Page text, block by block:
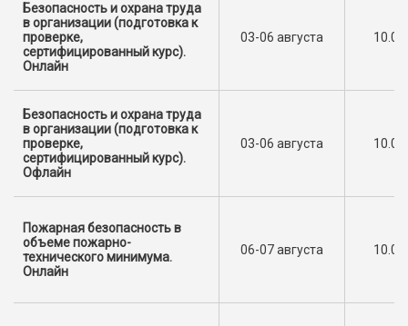
Безопасность и охрана труда
в организации (подготовка к
проверке,
сертифицированный курс).
Онлайн
03-06 августа
Безопасность и охрана труда
в организации (подготовка к
проверке,
сертифицированный курс).
Офлайн
03-06 августа
Пожарная безопасность в
объеме пожарно-
технического минимума.
Онлайн
06-07 августа